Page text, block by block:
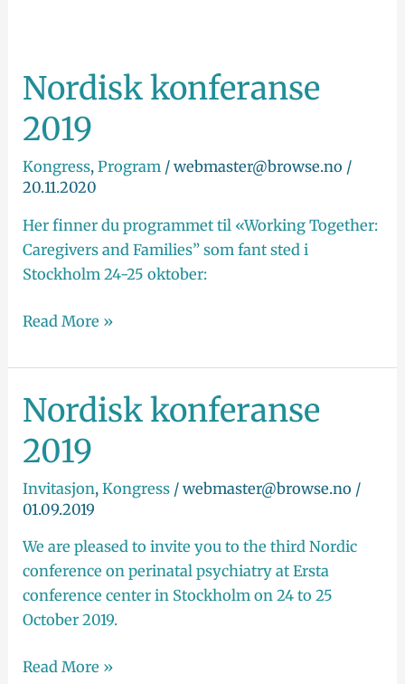
Nordisk konferanse
2019
Kongress,Program /webmaster@browse.no /
20.11.2020
Her finner du programmet til «Working Together:
Caregivers and Families” som fant sted i
Stockholm 24-25 oktober:
Nordisk
konferanse
2019
Read More »
Nordisk konferanse
2019
Invitasjon,Kongress /webmaster@browse.no /
01.09.2019
We are pleased to invite you to the third Nordic
conference on perinatal psychiatry at Ersta
conference center in Stockholm on 24 to 25
October 2019.
Nordisk
konferanse
2019
Read More »